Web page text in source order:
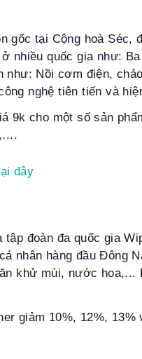
gốc tại Cộng hoà Séc,
nhiều quốc gia như:
như: Nồi cơm điện,
nghệ tiên tiến và
9k cho một số sản
đây
đoàn đa quốc gia
nhân hàng đầu Đông
khử mùi, nước hoa,...
giảm 10%, 12%, 13%